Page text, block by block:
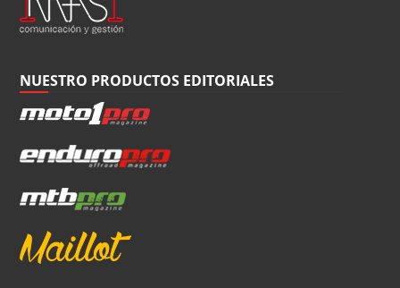
NUESTRO PRODUCTOS EDITORIALES